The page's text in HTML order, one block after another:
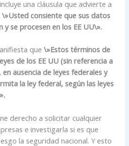
una cláusula que advierte a
\»Usted consiente que sus datos
se procesen en los EE UU\».
que\»Estos términos de
de los EE UU (sin referencia a
ausencia de leyes federales y
la ley federal, según las leyes
derecho a solicitar cualquier
e investigarla si es que
la seguridad nacional. Y esto